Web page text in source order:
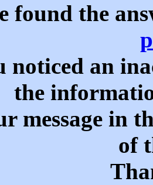
found the
noticed an
the
message in
of